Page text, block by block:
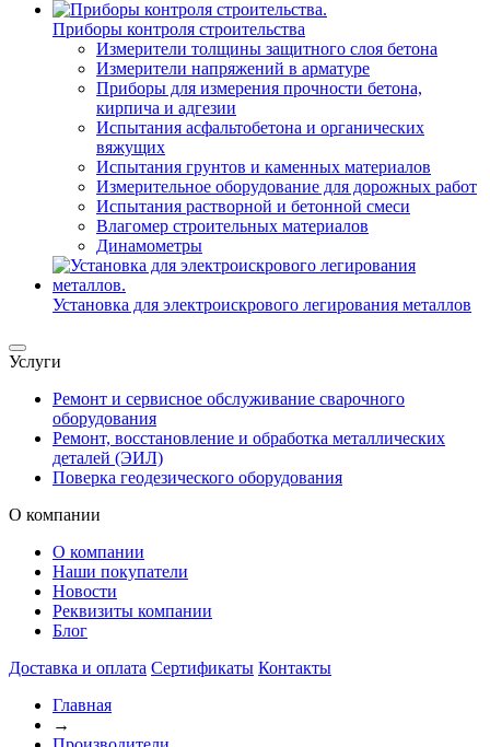
Приборы контроля строительства
Измерители толщины защитного слоя бетона
Измерители напряжений в арматуре
Приборы для измерения прочности бетона,
кирпича и адгезии
Испытания асфальтобетона и органических
вяжущих
Испытания грунтов и каменных материалов
Измерительное оборудование для дорожных работ
Испытания растворной и бетонной смеси
Влагомер строительных материалов
Динамометры
Установка для электроискрового легирования металлов
Услуги
Ремонт и сервисное обслуживание сварочного
оборудования
Ремонт, восстановление и обработка металлических
деталей (ЭИЛ)
Поверка геодезического оборудования
О компании
О компании
Наши покупатели
Новости
Реквизиты компании
Блог
Доставка и оплата Сертификаты Контакты
Главная
→